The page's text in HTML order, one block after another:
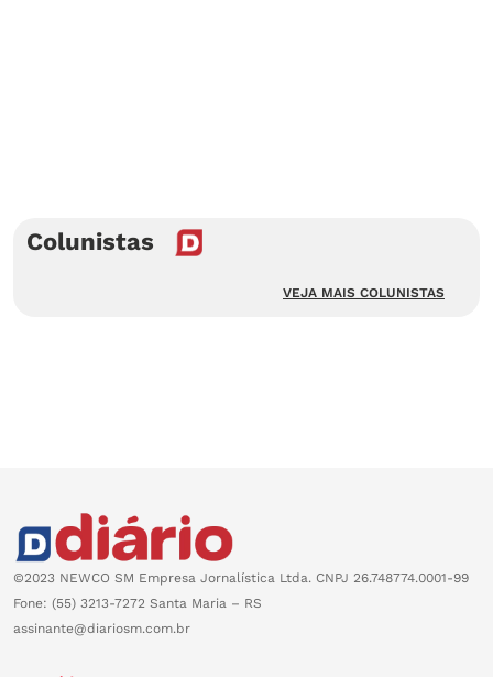
Colunistas
VEJA MAIS COLUNISTAS
©2023 NEWCO SM Empresa Jornalística Ltda. CNPJ 26.748774.0001-99
Fone: (55) 3213-7272 Santa Maria – RS
assinante@diariosm.com.br